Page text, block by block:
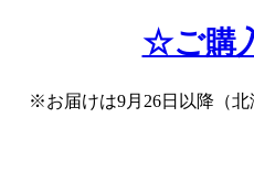
☆ご購
※お届けは9月26日以降（